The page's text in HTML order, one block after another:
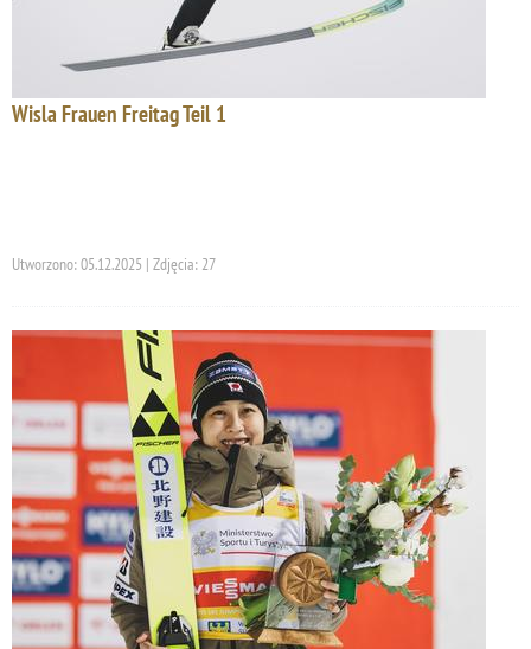
Wisla Frauen Freitag Teil 1
Utworzono: 05.12.2025 | Zdjęcia: 27